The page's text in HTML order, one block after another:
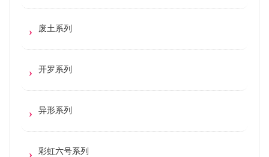
废土系列
开罗系列
异形系列
彩虹六号系列